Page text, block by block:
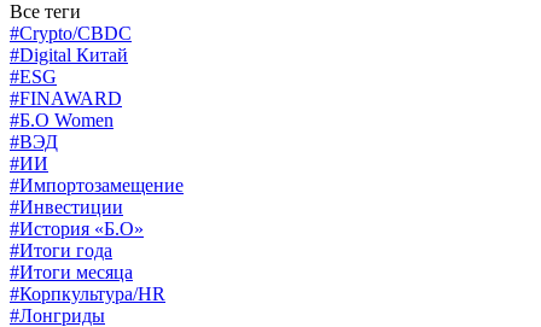
Все теги
#Crypto/CBDC
#Digital Китай
#ESG
#FINAWARD
#Б.О Women
#ВЭД
#ИИ
#Импортозамещение
#Инвестиции
#История «Б.О»
#Итоги года
#Итоги месяца
#Корпкультура/HR
#Лонгриды